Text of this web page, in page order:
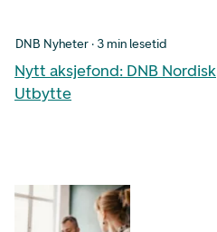
DNB Nyheter · 3 min lesetid
Nytt aksjefond: DNB Nordisk
Utbytte